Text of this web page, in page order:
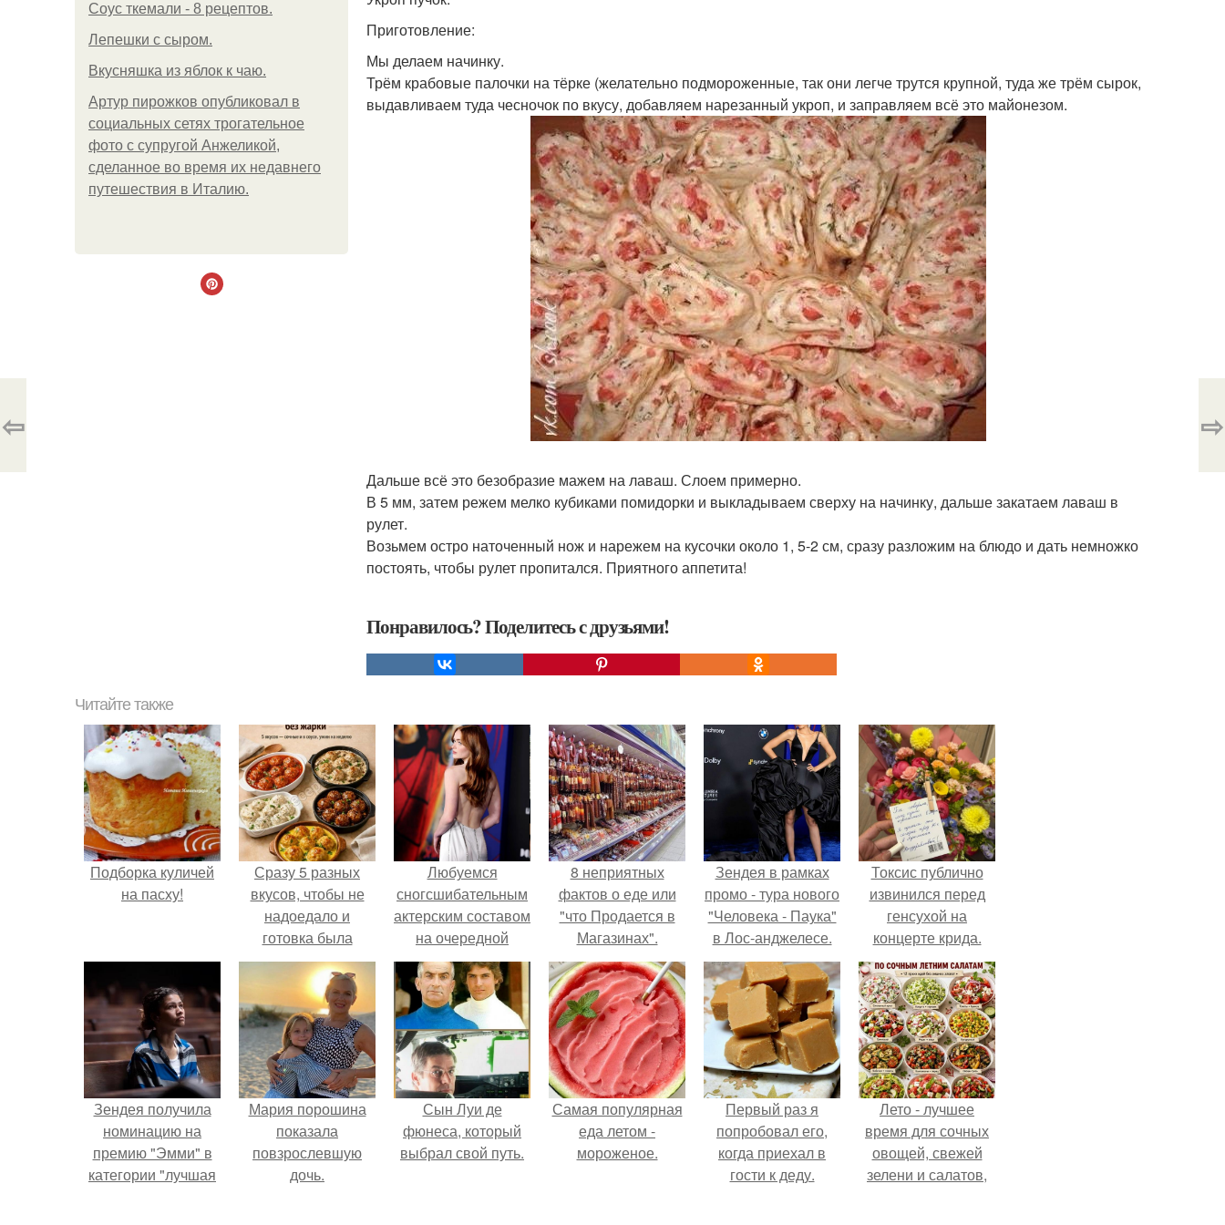
Соус ткемали - 8 рецептов.
Лепешки с сыром.
Вкусняшка из яблок к чаю.
Артур пирожков опубликовал в
социальных сетях трогательное
фото с супругой Анжеликой,
сделанное во время их недавнего
путешествия в Италию.
Приготовление:
Мы делаем начинку.
Трём крабовые палочки на тёрке (желательно подмороженные, так они легче трутся крупной, туда же трём сырок,
выдавливаем туда чесночок по вкусу, добавляем нарезанный укроп, и заправляем всё это майонезом.
Дальше всё это безобразие мажем на лаваш. Слоем примерно.
В 5 мм, затем режем мелко кубиками помидорки и выкладываем сверху на начинку, дальше закатаем лаваш в
рулет.
Возьмем остро наточенный нож и нарежем на кусочки около 1, 5-2 см, сразу разложим на блюдо и дать немножко
постоять, чтобы рулет пропитался. Приятного аппетита!
Понравилось? Поделитесь с друзьями!
⇦ ⇨
Читайте также
Подборка куличей
на пасху!
Сразу 5 разных
вкусов, чтобы не
надоедало и
готовка была
проще.
Любуемся
сногсшибательным
актерским составом
на очередной
премьере нового
человека - паука.
8 неприятных
фактов о еде или
"что Продается в
Магазинах".
Зендея в рамках
промо - тура нового
"Человека - Паука"
в Лос-анджелесе.
Токсис публично
извинился перед
генсухой на
концерте крида.
Зендея получила
номинацию на
премию "Эмми" в
категории "лучшая
Мария порошина
показала
повзрослевшую
дочь.
Сын Луи де
фюнеса, который
выбрал свой путь.
Самая популярная
еда летом -
мороженое.
Первый раз я
попробовал его,
когда приехал в
гости к деду.
Лето - лучшее
время для сочных
овощей, свежей
зелени и салатов,